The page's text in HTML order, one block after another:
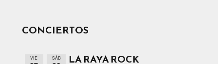
CONCIERTOS
VIE SÁB LA RAYA ROCK